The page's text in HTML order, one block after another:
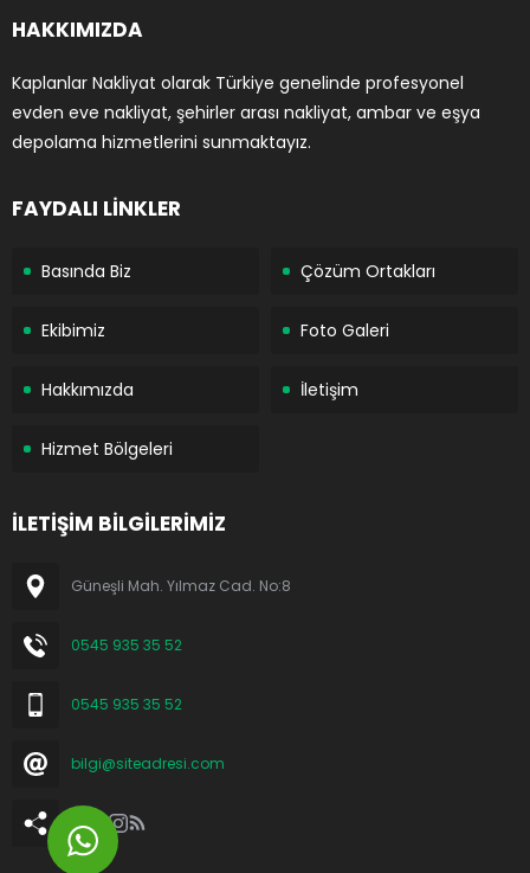
HAKKIMIZDA
Kaplanlar Nakliyat olarak Türkiye genelinde profesyonel
evden eve nakliyat, şehirler arası nakliyat, ambar ve eşya
depolama hizmetlerini sunmaktayız.
FAYDALI LİNKLER
Basında Biz Çözüm Ortakları
Ekibimiz Foto Galeri
Hakkımızda İletişim
Hizmet Bölgeleri
İLETİŞİM BİLGİLERİMİZ
Güneşli Mah. Yılmaz Cad. No:8
0545 935 35 52
0545 935 35 52
bilgi@siteadresi.com